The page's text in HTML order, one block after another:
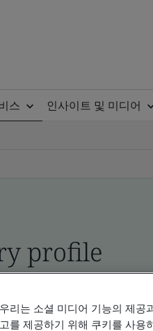
스 인사이트 및 미디어
profile
certificates -
우리는 소셜 미디어 기능의 제공
고를 제공하기 위해 쿠키를 사용